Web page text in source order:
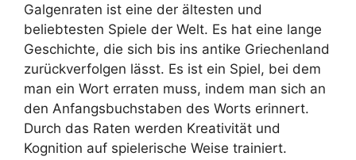
Galgenraten ist eine der ältesten und
beliebtesten Spiele der Welt. Es hat eine lange
Geschichte, die sich bis ins antike Griechenland
zurückverfolgen lässt. Es ist ein Spiel, bei dem
man ein Wort erraten muss, indem man sich an
den Anfangsbuchstaben des Worts erinnert.
Durch das Raten werden Kreativität und
Kognition auf spielerische Weise trainiert.